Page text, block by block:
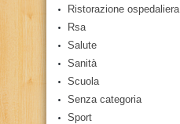
Ristorazione ospedaliera
Rsa
Salute
Sanità
Scuola
Senza categoria
Sport